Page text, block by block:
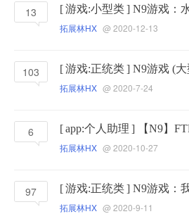
13 [游戏:小型类] N9游戏：
拓展林HX @ 2020-12-13
103 [游戏:正统类] N9游戏 (
拓展林HX @ 2020-7-24
6 [app:个人助理 ]
【N9】
拓展林HX @ 2020-10-27
97 [游戏:正统类] N9游戏：
拓展林HX @ 2020-9-11